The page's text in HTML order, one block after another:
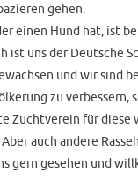
gehen.
einen Hund hat, ist
ist uns der Deutsche
und wir sind
zu verbessern,
Zuchtverein für
auch andere
gern gesehen und